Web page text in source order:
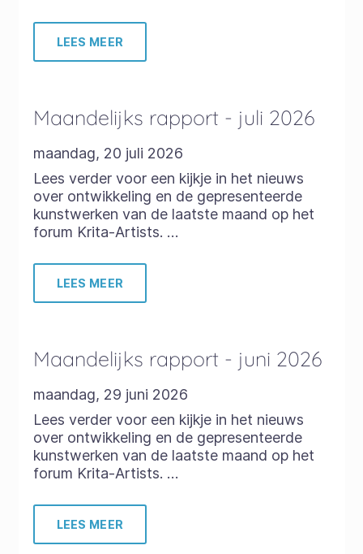
LEES MEER
Maandelijks rapport - juli 2026
maandag, 20 juli 2026
Lees verder voor een kijkje in het nieuws
over ontwikkeling en de gepresenteerde
kunstwerken van de laatste maand op het
forum Krita-Artists. …
LEES MEER
Maandelijks rapport - juni 2026
maandag, 29 juni 2026
Lees verder voor een kijkje in het nieuws
over ontwikkeling en de gepresenteerde
kunstwerken van de laatste maand op het
forum Krita-Artists. …
LEES MEER